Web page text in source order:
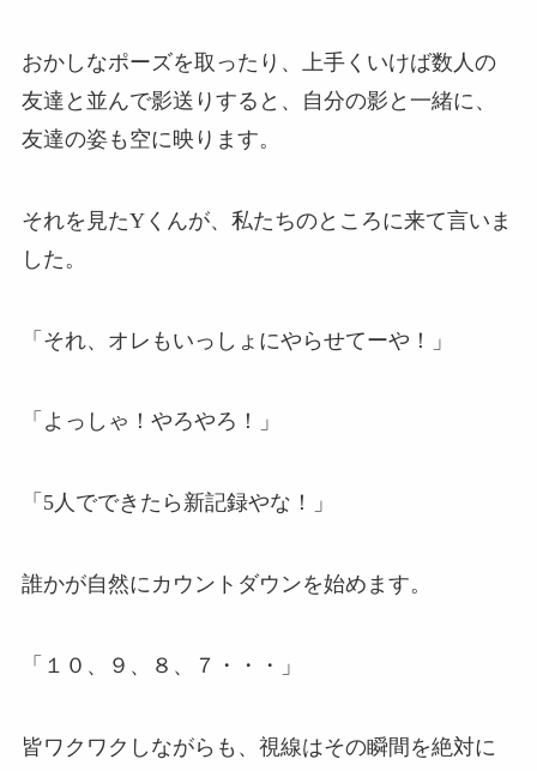
おかしなポーズを取ったり、上手くいけば数人の
友達と並んで影送りすると、自分の影と一緒に、
友達の姿も空に映ります。
それを見たYくんが、私たちのところに来て言いま
した。
「それ、オレもいっしょにやらせてーや！」
「よっしゃ！やろやろ！」
「5人でできたら新記録やな！」
誰かが自然にカウントダウンを始めます。
「１０、９、８、７・・・」
皆ワクワクしながらも、視線はその瞬間を絶対に